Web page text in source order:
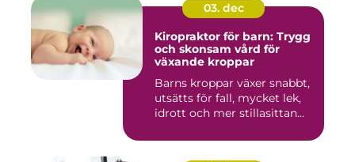
03. dec
Kiropraktor för barn: Trygg
och skonsam vård för
växande kroppar
Barns kroppar växer snabbt,
utsätts för fall, mycket lek,
idrott och mer stillasittan...